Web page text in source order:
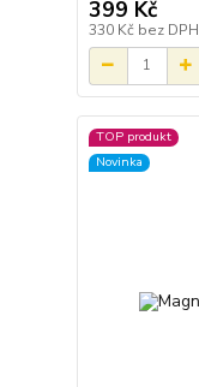
399 Kč
330 Kč bez DPH
TOP produkt
Novinka